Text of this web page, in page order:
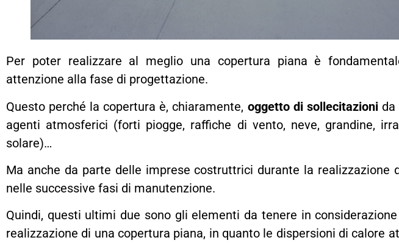
Per poter realizzare al meglio una copertura piana è
attenzione alla fase di progettazione.
Questo perché la copertura è, chiaramente, oggetto di sollecitazioni da
agenti atmosferici (forti piogge, raffiche di vento, neve, grandine,
solare)…
Ma anche da parte delle imprese costruttrici durante la realizzazione
nelle successive fasi di manutenzione.
Quindi, questi ultimi due sono gli elementi da tenere in
realizzazione di una copertura piana, in quanto le dispersioni di calore